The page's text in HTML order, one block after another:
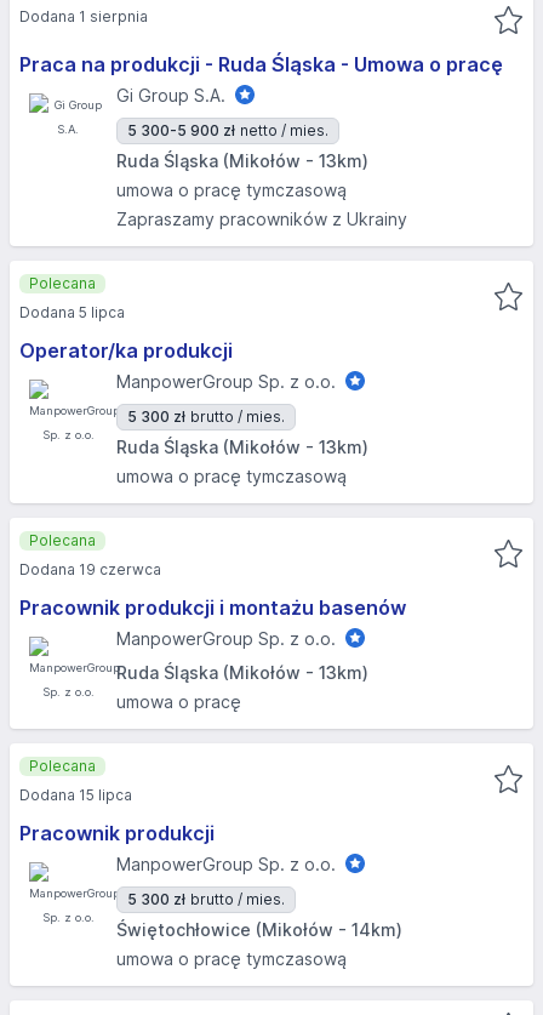
Praca na produkcji - Ruda Śląska - Umowa o pracę
Gi Group S.A.
5 300-5 900 zł netto / mies.
Ruda Śląska (Mikołów - 13km)
umowa o pracę tymczasową
Zapraszamy pracowników z Ukrainy
Dodana 1 sierpnia
Operator/ka produkcji
ManpowerGroup Sp. z o.o.
5 300 zł brutto / mies.
Ruda Śląska (Mikołów - 13km)
umowa o pracę tymczasową
Polecana
Dodana 5 lipca
Pracownik produkcji i montażu basenów
ManpowerGroup Sp. z o.o.
Ruda Śląska (Mikołów - 13km)
umowa o pracę
Polecana
Dodana 19 czerwca
Pracownik produkcji
ManpowerGroup Sp. z o.o.
5 300 zł brutto / mies.
Świętochłowice (Mikołów - 14km)
umowa o pracę tymczasową
Polecana
Dodana 15 lipca